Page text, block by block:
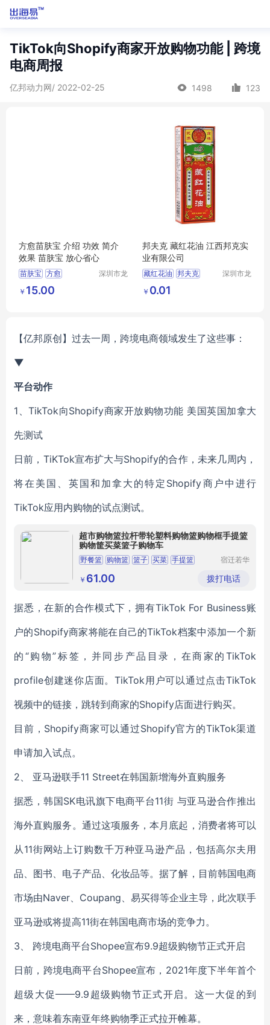
TikTok向Shopify商家开放购物功能 | 跨境
电商周报
亿邦动力网/ 2022-02-25 1498 123
方愈苗肤宝 介绍 功效 简介
效果 苗肤宝 放心省心
苗肤宝 方愈
方愈苗肤宝
深圳市龙
￥ 15.00
邦夫克 藏红花油 江西邦克实
业有限公司
藏红花油 邦夫克
深圳市龙
￥ 0.01
【亿邦原创】 过去一周，跨境电商领域发生了这些事：
▼
平台动作
1、TikTok向Shopify商家开放购物功能 美国英国加拿大
先测试
日前，TiKTok宣布扩大与Shopify的合作，未来几周内，
将在美国、英国和加拿大的特定Shopify商户中进行
TikTok应用内购物的试点测试。
超市购物篮拉杆带轮塑料购物篮购物框手提篮
购物筐买菜篮子购物车
野餐篮 购物篮 篮子 买菜 手提篮
宿迁若华
有限公司
￥ 61.00 拨打电话
据悉，在新的合作模式下，拥有TikTok For Business账
户的Shopify商家将能在自己的TikTok档案中添加一个新
的“购物”标签，并同步产品目录，在商家的TikTok
profile创建迷你店面。TikTok用户可以通过点击TikTok
视频中的链接，跳转到商家的Shopify店面进行购买。
目前，Shopify商家可以通过Shopify官方的TikTok渠道
申请加入试点。
2、 亚马逊联手11 Street在韩国新增海外直购服务
据悉，韩国SK电讯旗下电商平台11街 与亚马逊合作推出
海外直购服务。通过这项服务，本月底起，消费者将可以
从11街网站上订购数千万种亚马逊产品，包括高尔夫用
品、图书、电子产品、化妆品等。据了解，目前韩国电商
市场由Naver、Coupang、易买得等企业主导，此次联手
亚马逊或将提高11街在韩国电商市场的竞争力。
3、 跨境电商平台Shopee宣布9.9超级购物节正式开启
日前，跨境电商平台Shopee宣布，2021年度下半年首个
超级大促——9.9超级购物节正式开启。这一大促的到
来，意味着东南亚年终购物季正式拉开帷幕。